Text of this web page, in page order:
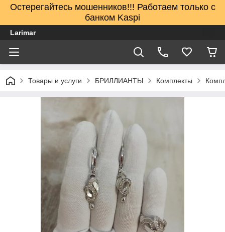
Остерегайтесь мошенников!!! Работаем только с
банком Kaspi
Larimar
Товары и услуги БРИЛЛИАНТЫ Комплекты